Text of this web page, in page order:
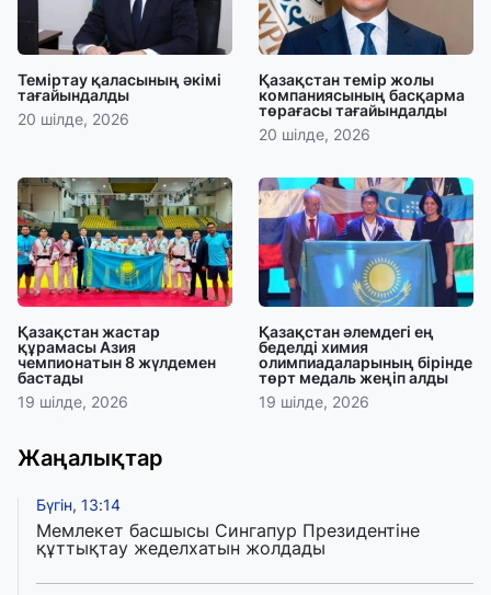
Теміртау қаласының әкімі
тағайындалды
20 шілде, 2026
Қазақстан темір жолы
компаниясының басқарма
төрағасы тағайындалды
20 шілде, 2026
Қазақстан жастар
құрамасы Азия
чемпионатын 8 жүлдемен
бастады
19 шілде, 2026
Қазақстан әлемдегі ең
беделді химия
олимпиадаларының бірінде
төрт медаль жеңіп алды
19 шілде, 2026
Жаңалықтар
Бүгін, 13:14
Мемлекет басшысы Сингапур Президентіне
құттықтау жеделхатын жолдады